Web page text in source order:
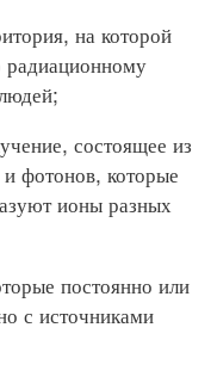
на которой
радиационному
состоящее из
фотонов, которые
ионы разных
постоянно или
с источниками